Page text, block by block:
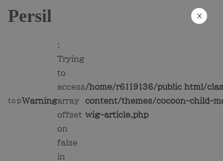
Persil
topWarning
:
Trying
to
access
array
offset
on
false
in
/home/r6119136/public_html/
content/themes/cocoon-child-
wig-article.php
×